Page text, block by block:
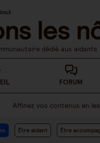
dédié aux aidants
FORUM
Affinez vos contenus en
Être aidant Être